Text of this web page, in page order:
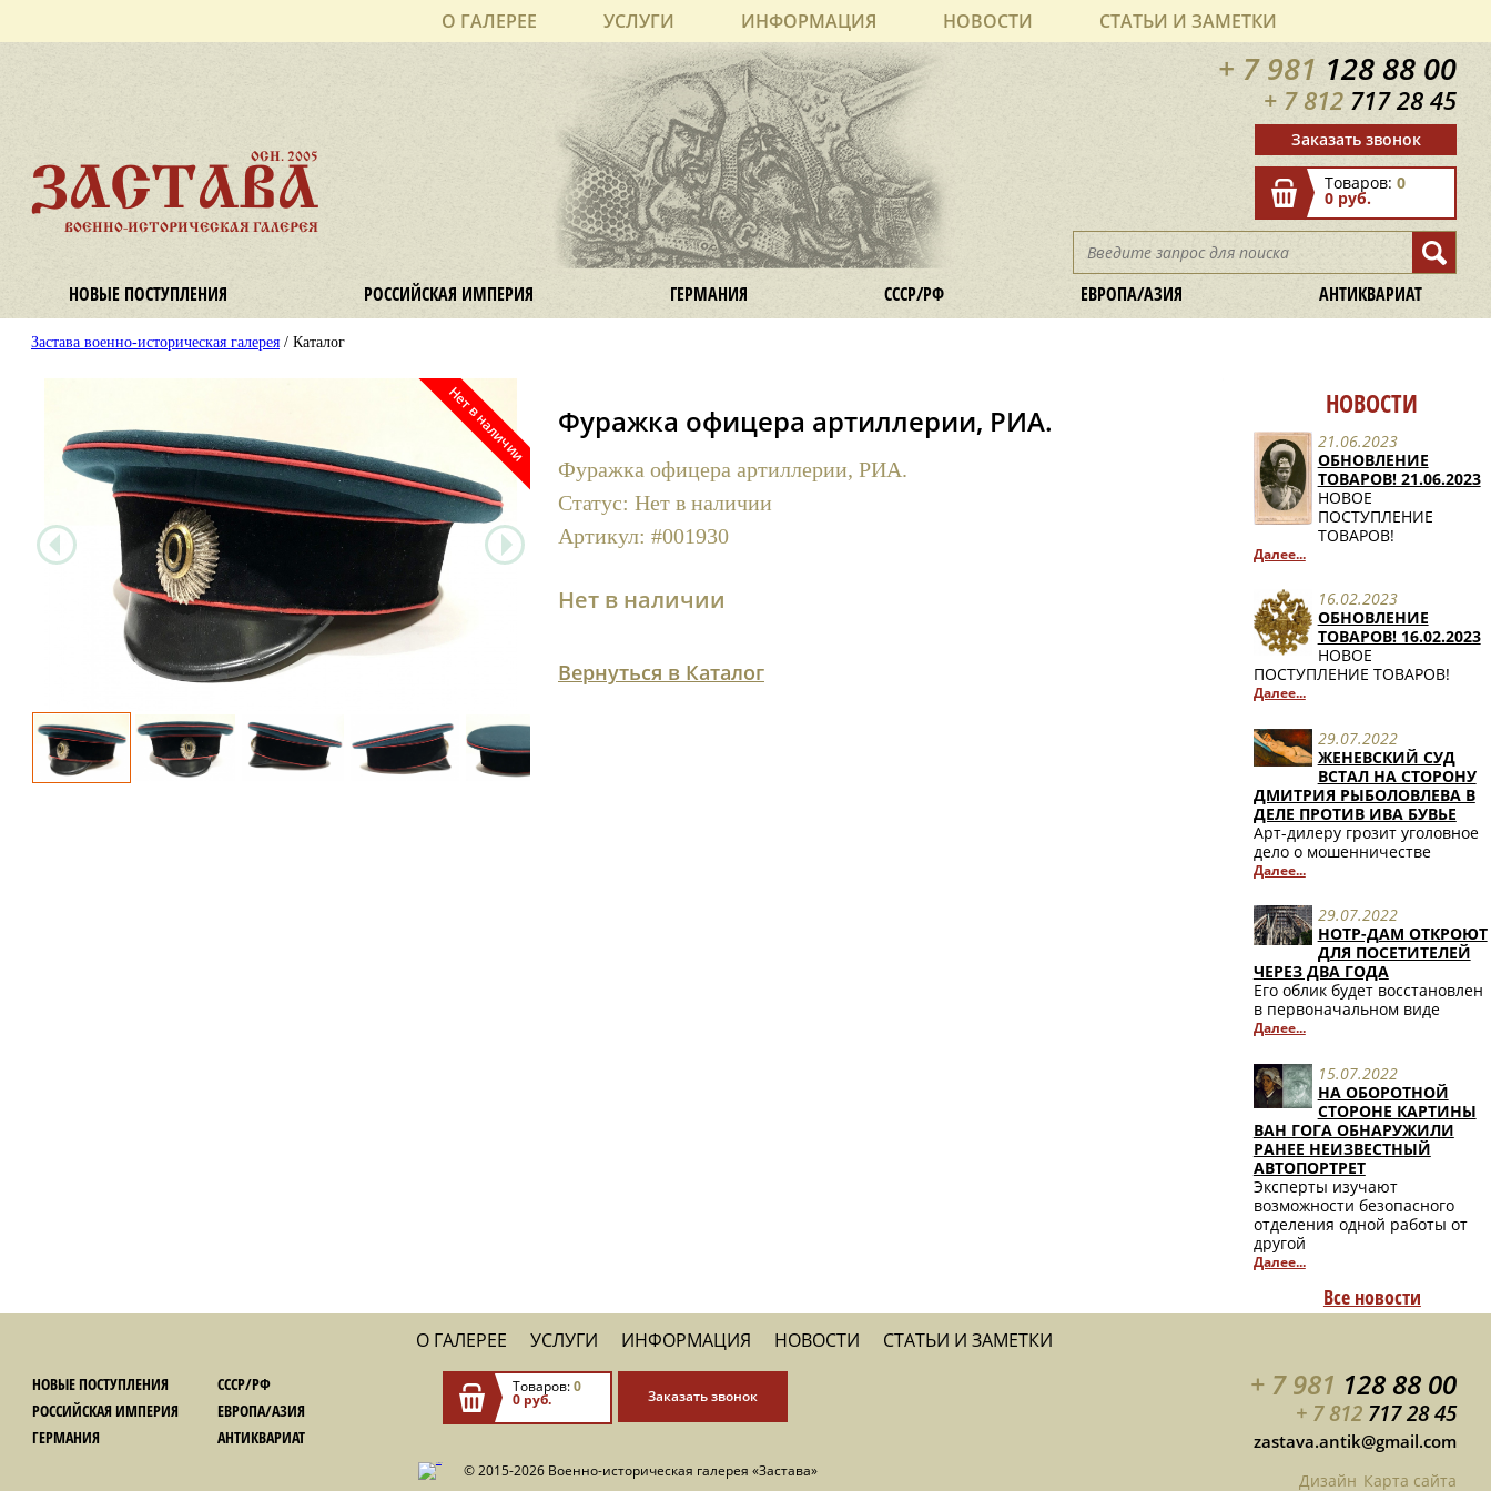
О ГАЛЕРЕЕ УСЛУГИ ИНФОРМАЦИЯ НОВОСТИ СТАТЬИ И ЗАМЕТКИ
ОСН. 2005
ЗАСТАВА
ВОЕННО-ИСТОРИЧЕСКАЯ ГАЛЕРЕЯ
+ 7 981 128 88 00
+ 7 812 717 28 45
Заказать звонок
Товаров:0
0 руб.
НОВЫЕ ПОСТУПЛЕНИЯ РОССИЙСКАЯ ИМПЕРИЯ ГЕРМАНИЯ СССР/РФ ЕВРОПА/АЗИЯ АНТИКВАРИАТ
Застава военно-историческая галерея/ Каталог
Фуражка офицера артиллерии, РИА.
Фуражка офицера артиллерии, РИА.
Статус: Нет в наличии
Артикул: #001930
Нет в наличии
Вернуться в Каталог
НОВОСТИ
21.06.2023
ОБНОВЛЕНИЕ
ТОВАРОВ! 21.06.2023
НОВОЕ
ПОСТУПЛЕНИЕ
ТОВАРОВ!
Далее...
16.02.2023
ОБНОВЛЕНИЕ
ТОВАРОВ! 16.02.2023
НОВОЕ
ПОСТУПЛЕНИЕ ТОВАРОВ!
Далее...
29.07.2022
ЖЕНЕВСКИЙ СУД
ВСТАЛ НА СТОРОНУ
ДМИТРИЯ РЫБОЛОВЛЕВА В
ДЕЛЕ ПРОТИВ ИВА БУВЬЕ
Арт-дилеру грозит уголовное
дело о мошенничестве
Далее...
29.07.2022
НОТР-ДАМ ОТКРОЮТ
ДЛЯ ПОСЕТИТЕЛЕЙ
ЧЕРЕЗ ДВА ГОДА
Его облик будет восстановлен
в первоначальном виде
Далее...
15.07.2022
НА ОБОРОТНОЙ
СТОРОНЕ КАРТИНЫ
ВАН ГОГА ОБНАРУЖИЛИ
РАНЕЕ НЕИЗВЕСТНЫЙ
АВТОПОРТРЕТ
Эксперты изучают
возможности безопасного
отделения одной работы от
другой
Далее...
Все новости
О ГАЛЕРЕЕ УСЛУГИ ИНФОРМАЦИЯ НОВОСТИ СТАТЬИ И ЗАМЕТКИ
НОВЫЕ ПОСТУПЛЕНИЯ
РОССИЙСКАЯ ИМПЕРИЯ
ГЕРМАНИЯ
СССР/РФ
ЕВРОПА/АЗИЯ
АНТИКВАРИАТ
+ 7 981 128 88 00
+ 7 812 717 28 45
zastava.antik@gmail.com
Дизайн Карта сайта
Товаров:0
0 руб. Заказать звонок
© 2015-2026 Военно-историческая галерея «Застава»